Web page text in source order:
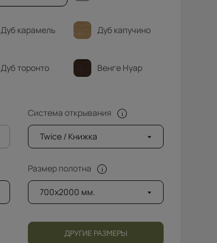
Дуб карамель Дуб капучино
Дуб торонто Венге Нуар
Система открывания
Twice / Книжка
Размер полотна
700x2000 мм.
ДРУГИЕ РАЗМЕРЫ